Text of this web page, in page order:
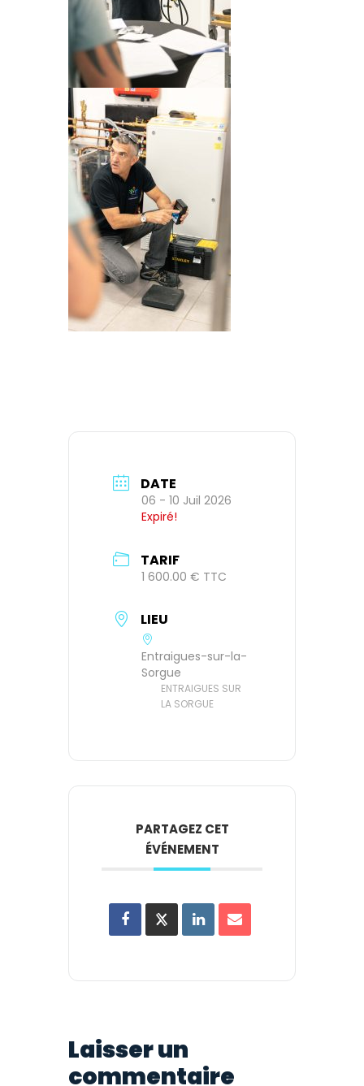
DATE
06 - 10 Juil 2026
Expiré!
TARIF
1 600.00 € TTC
LIEU
Entraigues-sur-la-
Sorgue
ENTRAIGUES SUR
LA SORGUE
PARTAGEZ CET
ÉVÉNEMENT
Laisser un
commentaire